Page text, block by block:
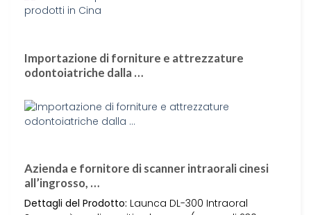
Importazione di forniture e attrezzature
odontoiatriche dalla …
Azienda e fornitore di scanner intraorali cinesi
all’ingrosso, …
Dettagli del Prodotto: Launca DL-300 Intraoral